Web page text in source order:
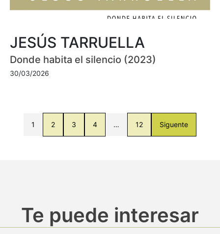
JESÚS TARRUELLA
Donde habita el silencio (2023)
30/03/2026
1 2 3 4 … 12 Siguente
Te puede interesar